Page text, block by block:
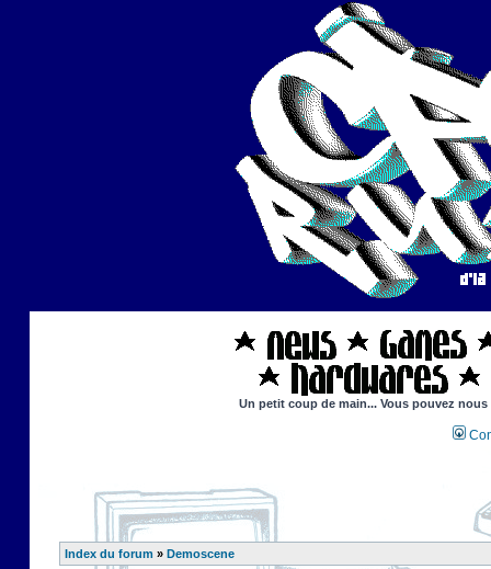
Un petit coup de main... Vous pouvez
Index du forum » Demoscene